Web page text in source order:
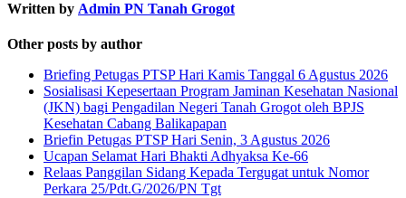
Written by Admin PN Tanah Grogot
Other posts by author
Briefing Petugas PTSP Hari Kamis Tanggal 6 Agustus 2026
Sosialisasi Kepesertaan Program Jaminan Kesehatan Nasional
(JKN) bagi Pengadilan Negeri Tanah Grogot oleh BPJS
Kesehatan Cabang Balikapapan
Briefin Petugas PTSP Hari Senin, 3 Agustus 2026
Ucapan Selamat Hari Bhakti Adhyaksa Ke-66
Relaas Panggilan Sidang Kepada Tergugat untuk Nomor
Perkara 25/Pdt.G/2026/PN Tgt